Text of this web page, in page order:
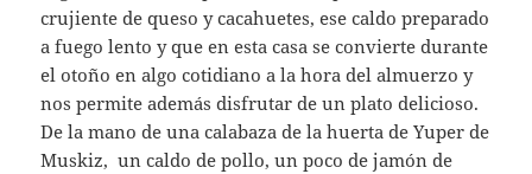
crujiente de queso y cacahuetes, ese caldo preparado
a fuego lento y que en esta casa se convierte durante
el otoño en algo cotidiano a la hora del almuerzo y
nos permite además disfrutar de un plato delicioso.
De la mano de una calabaza de la huerta de Yuper de
Muskiz, un caldo de pollo, un poco de jamón de